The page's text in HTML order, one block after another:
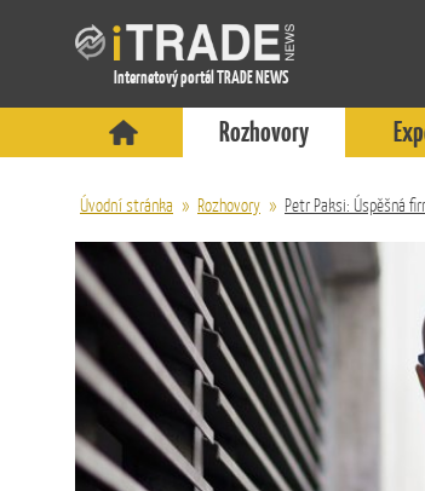
Internetový portál TRADE NEWS
Rozhovory
Úvodní stránka » Rozhovory » Petr Paksi: Úspěšná